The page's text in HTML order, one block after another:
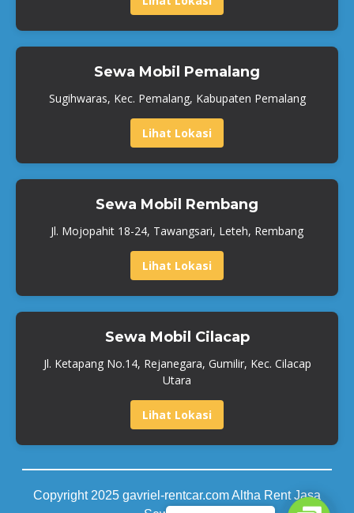
Sewa Mobil Pemalang
Sugihwaras, Kec. Pemalang, Kabupaten Pemalang
Lihat Lokasi
Sewa Mobil Rembang
Jl. Mojopahit 18-24, Tawangsari, Leteh, Rembang
Lihat Lokasi
Sewa Mobil Cilacap
Jl. Ketapang No.14, Rejanegara, Gumilir, Kec. Cilacap
Utara
Lihat Lokasi
Copyright 2025 gavriel-rentcar.com Altha Rent Jasa